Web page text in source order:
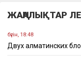
ЖАҢАЛЫҚТАР
бүгін, 18:48
Двух алматинских